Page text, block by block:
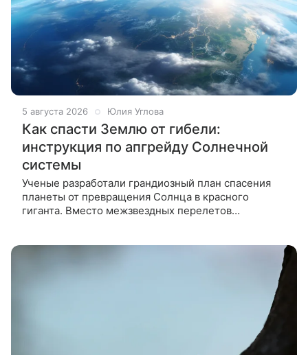
5 августа 2026 Юлия Углова
Как спасти Землю от гибели:
инструкция по апгрейду Солнечной
системы
Ученые разработали грандиозный план спасения
планеты от превращения Солнца в красного
гиганта. Вместо межзвездных перелетов